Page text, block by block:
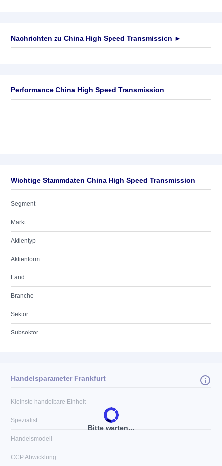
Nachrichten zu China High Speed Transmission ►
Performance China High Speed Transmission
Wichtige Stammdaten China High Speed Transmission
Segment
Markt
Aktientyp
Aktienform
Land
Branche
Sektor
Subsektor
Bitte warten...
Handelsparameter Frankfurt
Kleinste handelbare Einheit
Spezialist
Handelsmodell
CCP Abwicklung